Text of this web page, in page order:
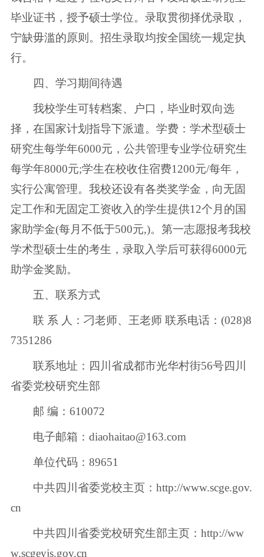
毕业证书，授予硕士学位。录取贯彻择优录取，
宁缺毋滥的原则。招生录取均按全国统一规定执
行。
四、学习期间待遇
我校学生可转档案、户口，毕业时双向选
择，在国家计划指导下派遣。学费：学术型硕士
研究生每学年6000元，公共管理专业学位研究生
每学年8000元;学生在校收住宿费1200元/每年，
实行公寓管理。我校还设有各类奖学金，向无固
定工作和无固定工资收入的学生提供12个月的国
家助学金(每月不低于500元,)。第一志愿报考我校
学术型硕士生的考生，录取入学后可获得6000元
助学金奖励。
五、联系方式
联 系 人：刁老师、王老师 联系电话：(028)8
7351286
联系地址：四川省成都市光华村街56号四川
省委党校研究生部
邮 编：610072
电子邮箱：diaohaitao@163.com
单位代码：89651
中共四川省委党校主页：http://www.scge.gov.
cn
中共四川省委党校研究生部主页：http://ww
w.scgeyjs.gov.cn